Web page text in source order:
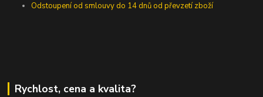
Odstoupení od smlouvy do 14 dnů od převzetí zboží
Rychlost, cena a kvalita?